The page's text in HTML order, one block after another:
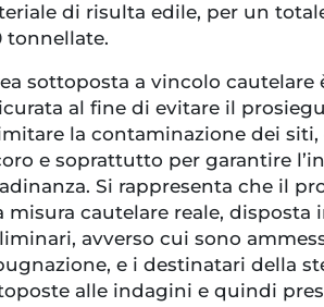
di risulta edile, per un
tonnellate.
sottoposta a vincolo
al fine di evitare il
la contaminazione dei
e soprattutto per garantire
Si rappresenta che il
misura cautelare reale, disposta
avverso cui sono
e i destinatari della
alle indagini e quindi